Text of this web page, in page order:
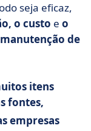
seja eficaz,
o custo e o
de
itens
fontes,
empresas